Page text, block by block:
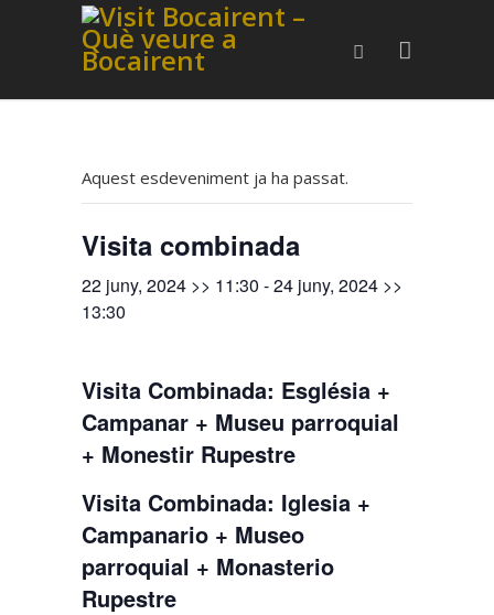
Aquest esdeveniment ja ha passat.
Visita combinada
22 juny, 2024 >> 11:30 -24 juny, 2024 >>
13:30
Visita Combinada: Església +
Campanar + Museu parroquial
+ Monestir Rupestre
Visita Combinada: Iglesia +
Campanario + Museo
parroquial + Monasterio
Rupestre